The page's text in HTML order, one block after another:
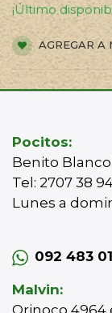
¡Último
AGREGAR A
Pocitos:
Benito Blanco
Tel: 2707 38
Lunes a
092 483
Malvin:
Orinoco 4964